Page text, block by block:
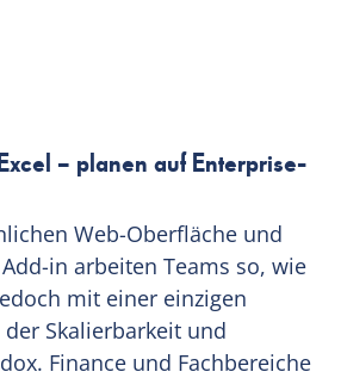
– planen auf Enterprise-
Web-Oberfläche und
in arbeiten Teams so, wie
mit einer einzigen
Skalierbarkeit und
Finance und Fachbereiche